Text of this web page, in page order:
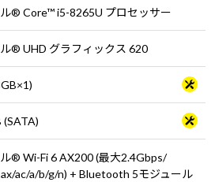
® Core™ i5-8265U プロセッサー
® UHD グラフィックス 620
(SATA)
® Wi-Fi 6 AX200 (最大2.4Gbps/
ac/a/b/g/n) + Bluetooth 5モジュール